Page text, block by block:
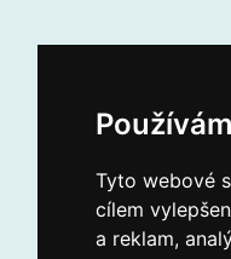
Tyto webové
cílem
a reklam,